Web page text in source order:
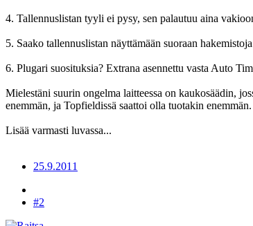
4. Tallennuslistan tyyli ei pysy, sen palautuu aina
5. Saako tallennuslistan näyttämään suoraan
6. Plugari suosituksia? Extrana asennettu vasta Auto
Mielestäni suurin ongelma laitteessa on kaukosäädin,
enemmän, ja Topfieldissä saattoi olla tuotakin
Lisää varmasti luvassa...
25.9.2011
#2